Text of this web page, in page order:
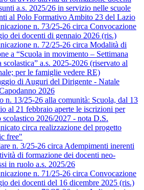
a.s. 2025/26 in servizio nelle scuole
al Polo Formativo Ambito 23 del Lazio
n. 73/25-26 circa Convocazione
dei docenti di gennaio 2026 (ris.)
n. 72/25-26 circa Modalità di
a “Scuola in movimento – Settimana
scolastica” a.s. 2025-2026 (riservato al
per le famiglie vedere RE)
di Auguri del Dirigente - Natale
2026
n. 13/25-26 alla comunità: Scuola, dal 13
al 21 febbraio aperte le iscrizioni per
scolastico 2026/2027 - nota D.S.
circa realizzazione del progetto
free"
n. 3/25-26 circa Adempimenti inerenti
di formazione dei docenti neo-
in ruolo a.s. 2025/26
n. 71/25-26 circa Convocazione
dei docenti del 16 dicembre 2025 (ris.)